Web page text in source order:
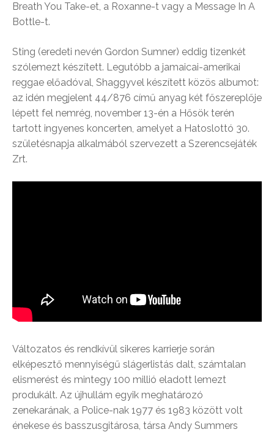
Breath You Take-et, a Roxanne-t vagy a Message In A
Bottle-t.
Sting (eredeti nevén Gordon Sumner) eddig tizenkét
szólemezt készített. Legutóbb a jamaicai-amerikai
reggae előadóval, Shaggyvel készített közös albumot:
az idén megjelent 44/876 című anyag két főszereplője
lépett fel nemrég, november 13-én a Hősök terén
tartott ingyenes koncerten, amelyet a Hatoslottó 30.
születésnapja alkalmából szervezett a Szerencsejáték
Zrt.
Változatos és rendkívül sikeres karrierje során
elképesztő mennyiségű slágerlistás dalt, számtalan
elismerést és mintegy 100 millió eladott lemezt
produkált. Az újhullám egyik meghatározó
zenekarának, a Police-nak 1977 és 1983 között volt
énekese és basszusgitárosa, társa Andy Summers